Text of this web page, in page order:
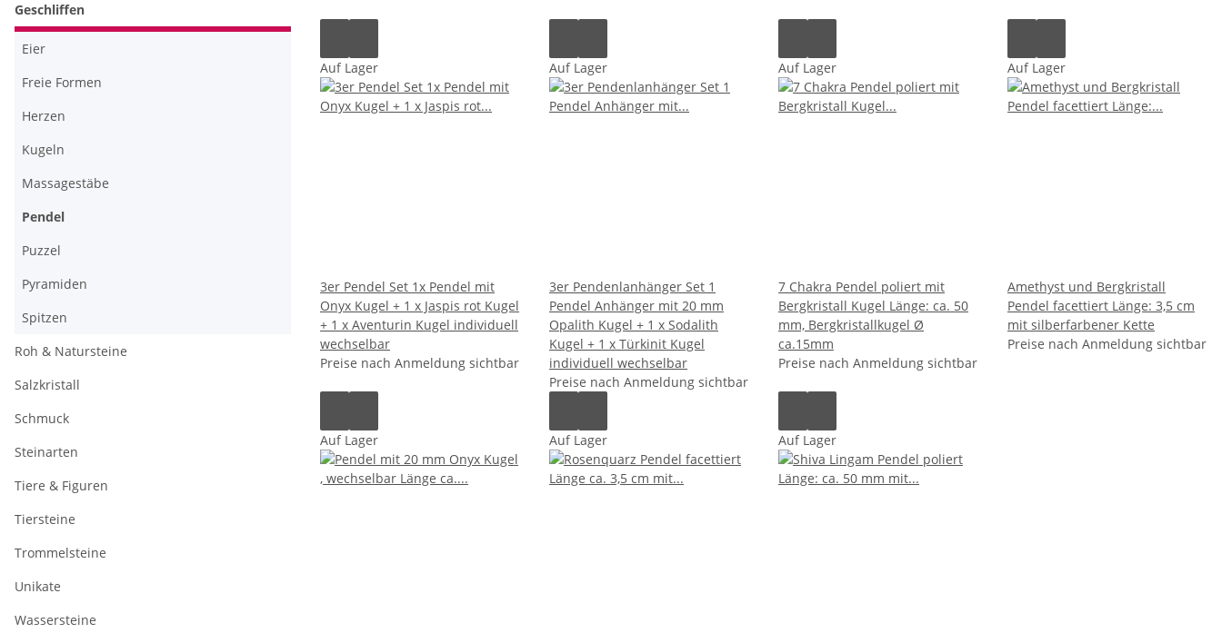
Auf Lager
3er Pendel Set 1x Pendel mit
Onyx Kugel + 1 x Jaspis rot Kugel
+ 1 x Aventurin Kugel individuell
wechselbar
Preise nach Anmeldung sichtbar
Auf Lager
3er Pendenlanhänger Set 1
Pendel Anhänger mit 20 mm
Opalith Kugel + 1 x Sodalith
Kugel + 1 x Türkinit Kugel
individuell wechselbar
Preise nach Anmeldung sichtbar
Auf Lager
7 Chakra Pendel poliert mit
Bergkristall Kugel Länge: ca. 50
mm, Bergkristallkugel Ø
ca.15mm
Preise nach Anmeldung sichtbar
Auf Lager
Amethyst und Bergkristall
Pendel facettiert Länge: 3,5 cm
mit silberfarbener Kette
Preise nach Anmeldung sichtbar
Auf Lager Auf Lager Auf Lager
Geschliffen
Eier
Freie Formen
Herzen
Kugeln
Massagestäbe
Pendel
Puzzel
Pyramiden
Spitzen
Roh & Natursteine
Salzkristall
Schmuck
Steinarten
Tiere & Figuren
Tiersteine
Trommelsteine
Unikate
Wassersteine